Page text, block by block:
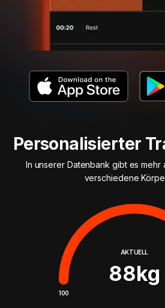
Personalisierter
In unserer Datenbank gibt es mehr
verschiedene
AKTUELL
88kg
100